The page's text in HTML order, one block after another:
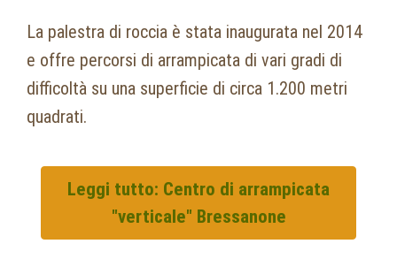
La palestra di roccia è stata inaugurata nel 2014
e offre percorsi di arrampicata di vari gradi di
difficoltà su una superficie di circa 1.200 metri
quadrati.
Leggi tutto: Centro di arrampicata
"verticale" Bressanone